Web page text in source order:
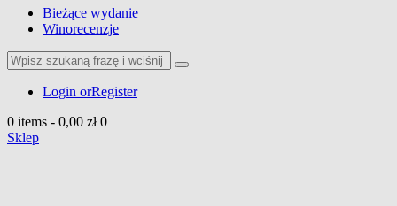
Bieżące wydanie
Winorecenzje
Login orRegister
0 items - 0,00 zł 0
Sklep